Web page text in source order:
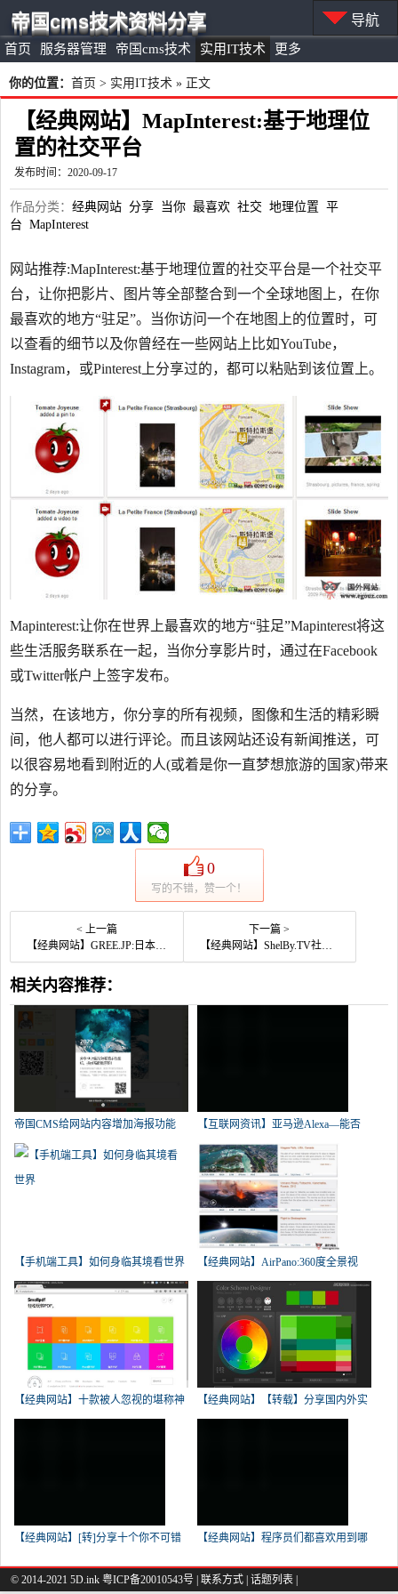
首页 服务器管理 帝国cms技术 实用IT技术 更多
帝国cms技术资料分享 导航
你的位置： 首页 > 实用IT技术 » 正文
【经典网站】MapInterest:基于地理位
置的社交平台
发布时间：2020-09-17
作品分类： 经典网站 分享 当你 最喜欢 社交 地理位置 平
台 MapInterest
网站推荐:MapInterest:基于地理位置的社交平台是一个社交平
台，让你把影片、图片等全部整合到一个全球地图上，在你
最喜欢的地方“驻足”。当你访问一个在地图上的位置时，可
以查看的细节以及你曾经在一些网站上比如YouTube，
Instagram，或Pinterest上分享过的，都可以粘贴到该位置上。
Mapinterest:让你在世界上最喜欢的地方“驻足”Mapinterest将这
些生活服务联系在一起，当你分享影片时，通过在Facebook
或Twitter帐户上签字发布。
当然，在该地方，你分享的所有视频，图像和生活的精彩瞬
间，他人都可以进行评论。而且该网站还设有新闻推送，可
以很容易地看到附近的人(或着是你一直梦想旅游的国家)带来
的分享。
0
写的不错，赞一个！
< 上一篇
【经典网站】GREE.JP:日本青年社交网
下一篇 >
【经典网站】ShelBy.TV社交视频网
相关内容推荐：
帝国CMS给网站内容增加海报功能
(用
【互联网资讯】亚马逊Alexa—能否
【手机端工具】如何身临其境看世界 【经典网站】AirPano:360度全景视
【经典网站】十款被人忽视的堪称神 【经典网站】【转载】分享国内外实
【经典网站】[转]分享十个你不可错 【经典网站】程序员们都喜欢用到哪
© 2014-2021 5D.ink 粤ICP备20010543号 | 联系方式 | 话题列表 |